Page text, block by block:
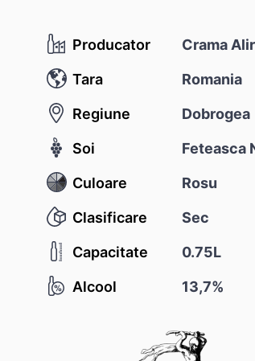
Producator Crama
Tara Romania
Regiune Dobrogea
Soi Feteasca
Culoare Rosu
Clasificare Sec
Capacitate 0.75L
Alcool 13,7%